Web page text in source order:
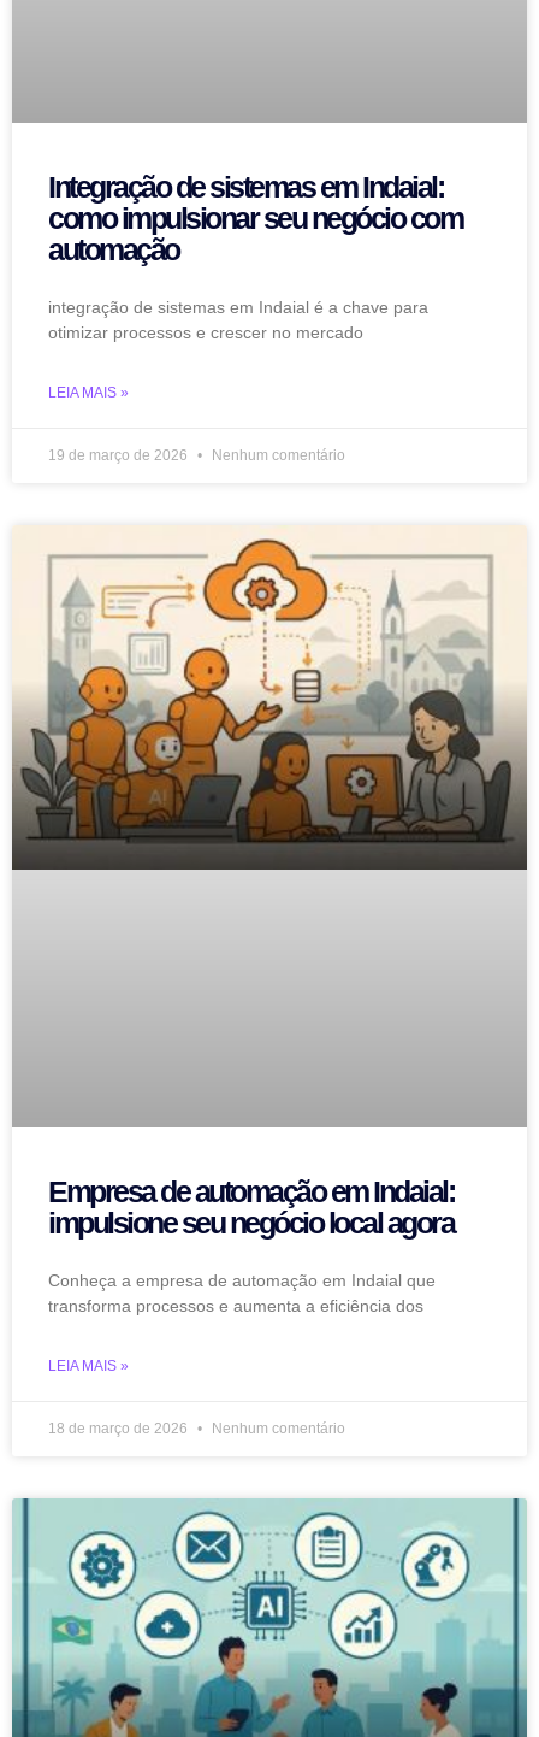
Integração de sistemas em Indaial:
como impulsionar seu negócio com
automação
integração de sistemas em Indaial é a chave para
otimizar processos e crescer no mercado
LEIA MAIS »
19 de março de 2026 Nenhum comentário
Empresa de automação em Indaial:
impulsione seu negócio local agora
Conheça a empresa de automação em Indaial que
transforma processos e aumenta a eficiência dos
LEIA MAIS »
18 de março de 2026 Nenhum comentário